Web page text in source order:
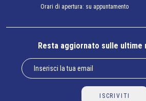
Orari di apertura: su appuntamento
Resta aggiornato sulle ultime
ISCRIVITI